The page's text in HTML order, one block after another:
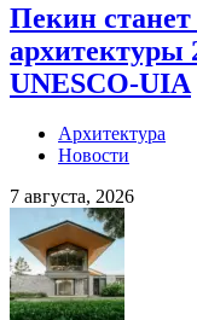
Пекин
архитектуры
UNESCO-UIA
Архитектура
Новости
7 августа, 2026